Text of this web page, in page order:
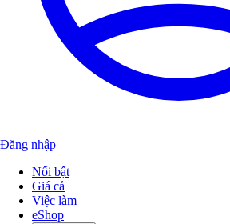
Đăng nhập
Nổi bật
Giá cả
Việc làm
eShop